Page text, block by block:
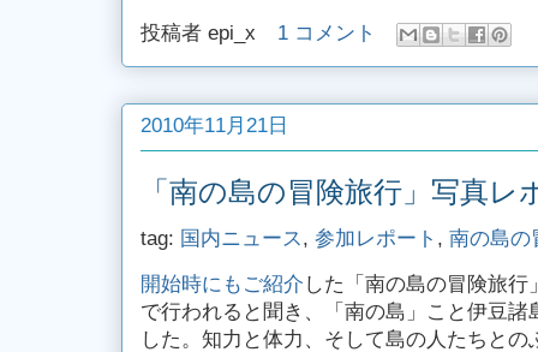
投稿者 epi_x 1 コメント
2010年11月21日
「南の島の冒険旅行」写真レ
tag: 国内ニュース , 参加レポート , 南の島の
開始時にもご紹介 した「南の島の冒険旅行
で行われると聞き、「南の島」こと伊豆
した。知力と体力、そして島の人たちと